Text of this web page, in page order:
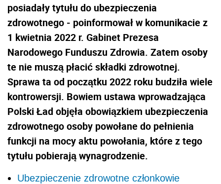
posiadały tytułu do ubezpieczenia
zdrowotnego - poinformował w komunikacie z
1 kwietnia 2022 r. Gabinet Prezesa
Narodowego Funduszu Zdrowia. Zatem osoby
te nie muszą płacić składki zdrowotnej.
Sprawa ta od początku 2022 roku budziła wiele
kontrowersji. Bowiem ustawa wprowadzająca
Polski Ład objęła obowiązkiem ubezpieczenia
zdrowotnego osoby powołane do pełnienia
funkcji na mocy aktu powołania, które z tego
tytułu pobierają wynagrodzenie.
Ubezpieczenie zdrowotne członkowie